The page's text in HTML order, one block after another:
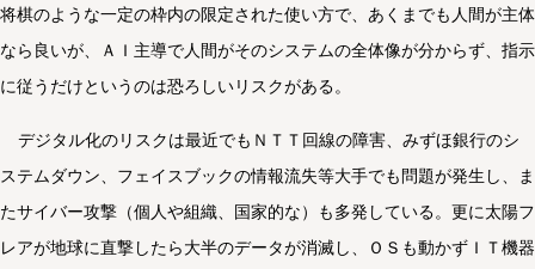
将棋のような一定の枠内の限定された使い方で、あくまでも人間が主体
なら良いが、ＡＩ主導で人間がそのシステムの全体像が分からず、指示
に従うだけというのは恐ろしいリスクがある。
デジタル化のリスクは最近でもＮＴＴ回線の障害、みずほ銀行のシ
ステムダウン、フェイスブックの情報流失等大手でも問題が発生し、ま
たサイバー攻撃（個人や組織、国家的な）も多発している。更に太陽フ
レアが地球に直撃したら大半のデータが消滅し、ＯＳも動かずＩＴ機器